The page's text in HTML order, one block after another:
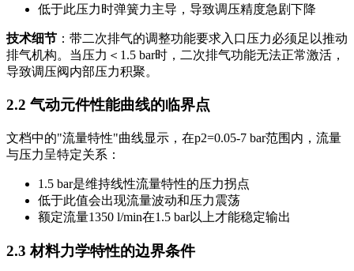
低于此压力时弹簧力主导，导致调压精度急剧下降
技术细节 ：带二次排气的调整功能要求入口压力必须足以推动
排气机构。当压力＜1.5 bar时，二次排气功能无法正常激活，
导致调压阀内部压力积聚。
2.2 气动元件性能曲线的临界点
文档中的"流量特性"曲线显示，在p2=0.05-7 bar范围内，流量
与压力呈特定关系：
1.5 bar是维持线性流量特性的压力拐点
低于此值会出现流量波动和压力震荡
额定流量1350 l/min在1.5 bar以上才能稳定输出
2.3 材料力学特性的边界条件